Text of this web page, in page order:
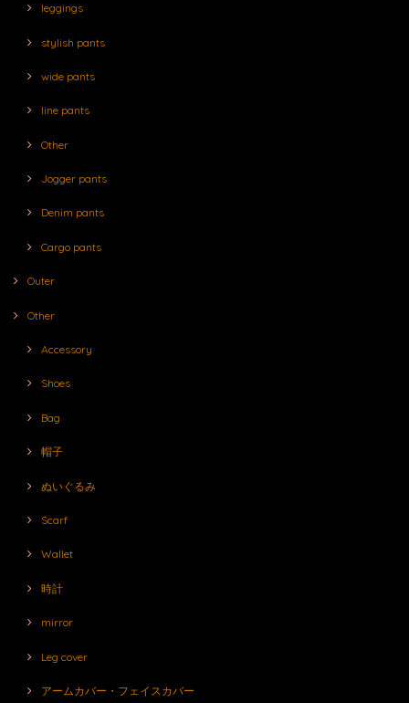
leggings
stylish pants
wide pants
line pants
Other
Jogger pants
Denim pants
Cargo pants
Outer
Other
Accessory
Shoes
Bag
帽子
ぬいぐるみ
Scarf
Wallet
時計
mirror
Leg cover
アームカバー・フェイスカバー